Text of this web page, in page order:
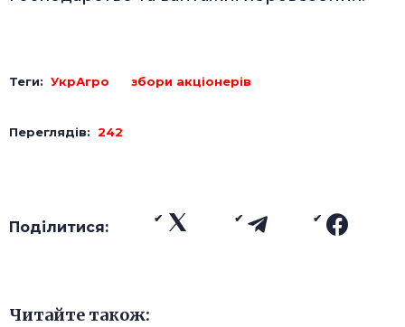
Теги: УкрАгро збори акціонерів
Переглядів: 242
Поділитися:
Читайте також: